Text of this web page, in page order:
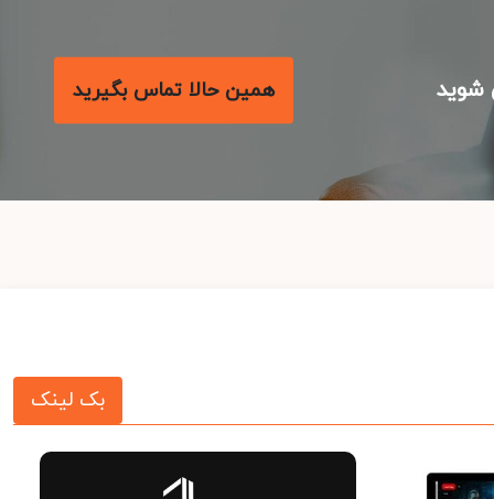
همین حالا تماس بگیرید
بک لینک